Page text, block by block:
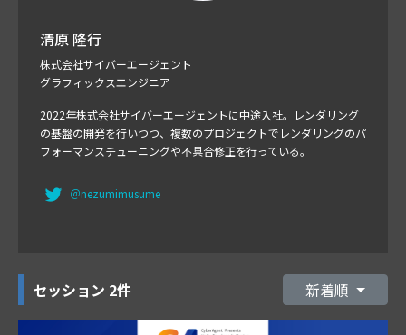
清原 隆行
株式会社サイバーエージェント
グラフィックスエンジニア
2022年株式会社サイバーエージェントに中途入社。レンダリング
の基盤の開発を行いつつ、複数のプロジェクトでレンダリングのパ
フォーマンスチューニングや不具合修正を行っている。
＠nezumimusume
セッション 2件 新着順